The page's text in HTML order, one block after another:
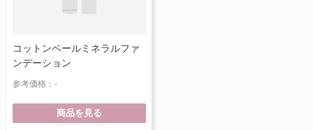
コットンベールミネラルファ
ンデーション
参考価格：-
商品を見る